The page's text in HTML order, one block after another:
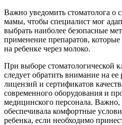
Важно уведомить стоматолога о
мамы, чтобы специалист мог
выбрать наиболее безопасные
применение препаратов, которые
на ребенке через молоко.
При выборе стоматологической
следует обратить внимание на
лицензий и сертификатов
современного оборудования и
медицинского персонала.
обеспечивала комфортные
ребенка, если необходимо